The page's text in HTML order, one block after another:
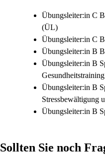
Übungsleiter:in C
(ÜL)
Übungsleiter:in C
Übungsleiter:in B
Übungsleiter:in B
Übungsleiter:in B
Stressbewältigung
Übungsleiter:in B
Sollten Sie noch